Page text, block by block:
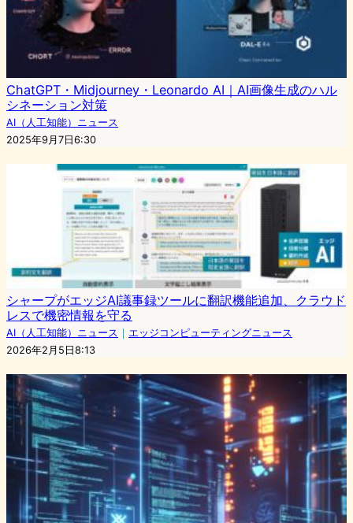
ChatGPT・Midjourney・Leonardo AI｜AI画像生成のハル
シネーション対策
AI（人工知能）ニュース
2025年9月7日6:30
シャープがエッジAI議事録ツールに翻訳機能追加、クラウド
レスで機密情報を守る
AI（人工知能）ニュース ｜ エッジコンピューティングニュース
2026年2月5日8:13